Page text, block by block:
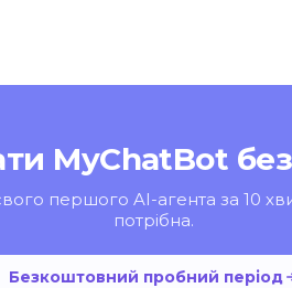
MyChatBot
першого AI-агента за 10
потрібна.
Безкоштовний пробний період